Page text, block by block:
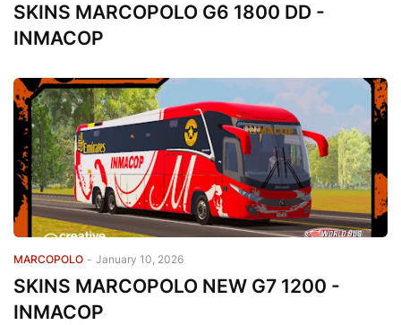
SKINS MARCOPOLO G6 1800 DD -
INMACOP
MARCOPOLO - January 10, 2026
SKINS MARCOPOLO NEW G7 1200 -
INMACOP